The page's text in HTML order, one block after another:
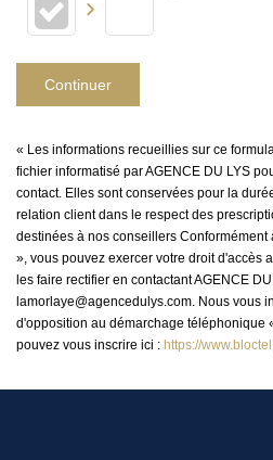
Continuer
« Les informations recueillies sur ce
fichier informatisé par AGENCE DU LYS
contact. Elles sont conservées pour la
relation client dans le respect des
destinées à nos conseillers
», vous pouvez exercer votre droit d'accès
les faire rectifier en contactant AGENCE
lamorlaye@agencedulys.com. Nous vous
d'opposition au démarchage téléphonique
pouvez vous inscrire ici : https://